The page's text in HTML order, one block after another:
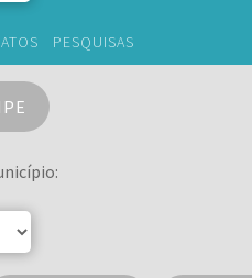
PESQUISAS